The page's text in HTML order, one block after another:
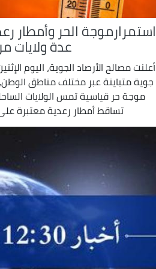
استمرارموجة الحر وأمطار
عدة ولايات
أعلنت مصالح الأرصاد الجوية، اليوم
جوية متباينة عبر مختلف مناطق
موجة حر قياسية تمس الولايات
تساقط أمطار رعدية معتبرة